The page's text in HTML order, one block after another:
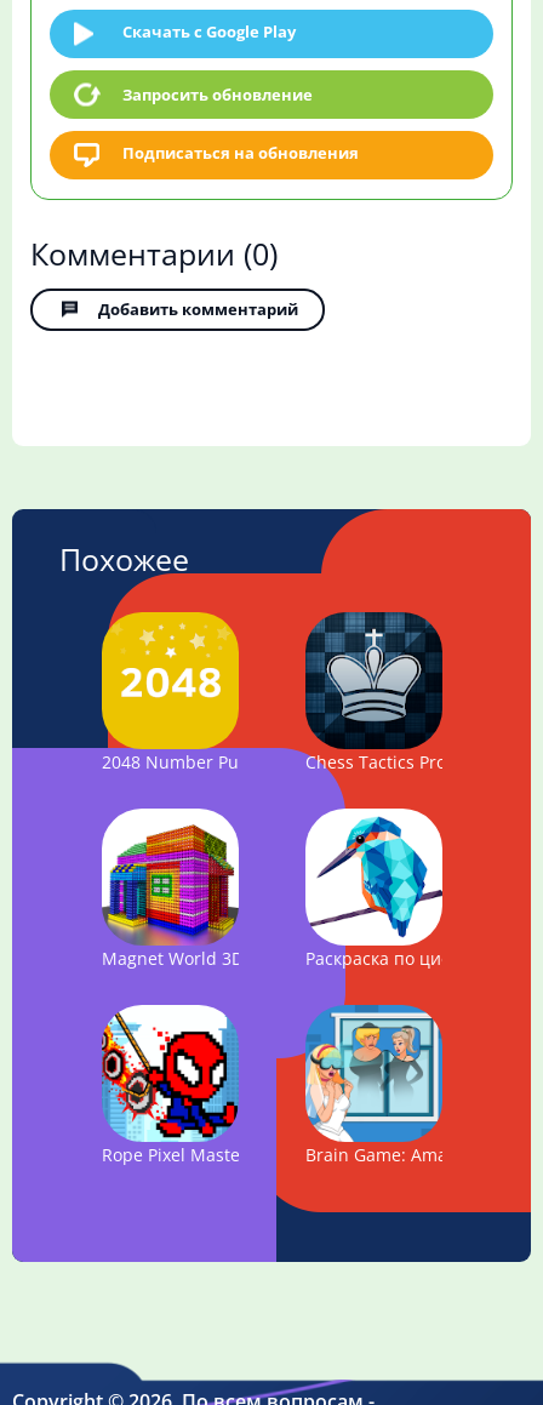
Скачать c Google Play
Запросить обновление
Подписаться на обновления
Комментарии (0)
Добавить комментарий
Похожее
2048 Number Puzzle gameChess Tactics Pro (Puzzles)
Magnet World 3D - Build by Number, Magnetic Balls
Раскраска по цифрам - Poly
Rope Pixel Master - Rescue Hero Academy
Brain Game: Amazing Tricky